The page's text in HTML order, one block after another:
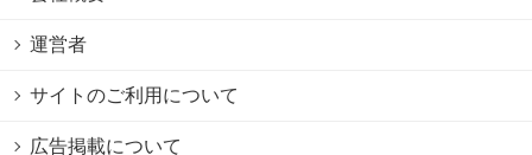
運営者
サイトのご利用について
広告掲載について